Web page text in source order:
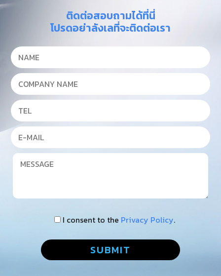
ติดต่อสอบถามได้ที่นี่
โปรดอย่าลังเลที่จะติดต่อเรา
I consent to the Privacy Policy.